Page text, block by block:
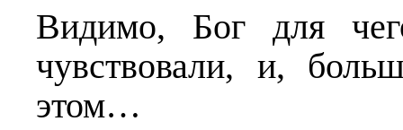
Видимо, Бог для
чувствовали, и,
этом…